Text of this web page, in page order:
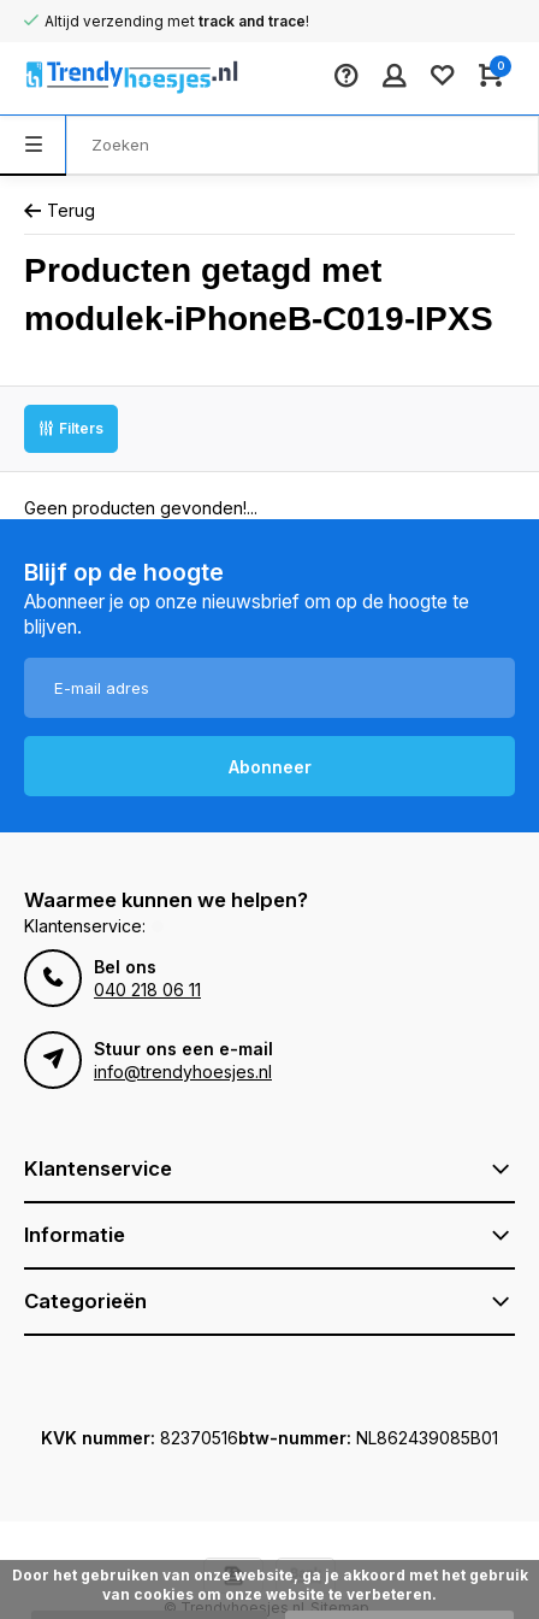
Altijd verzending met track and trace!
0
Terug
Producten getagd met
modulek-iPhoneB-C019-IPXS
Filters
Geen producten gevonden!...
Blijf op de hoogte
Abonneer je op onze nieuwsbrief om op de hoogte te
blijven.
Abonneer
Waarmee kunnen we helpen?
Klantenservice:
Bel ons
040 218 06 11
Stuur ons een e-mail
info@trendyhoesjes.nl
Klantenservice
Informatie
Categorieën
KVK nummer: 82370516btw-nummer: NL862439085B01
© Trendyhoesjes.nl Sitemap
Door het gebruiken van onze website, ga je akkoord met het gebruik
van cookies om onze website te verbeteren.